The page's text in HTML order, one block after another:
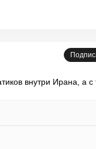
внутри Ирана, а с